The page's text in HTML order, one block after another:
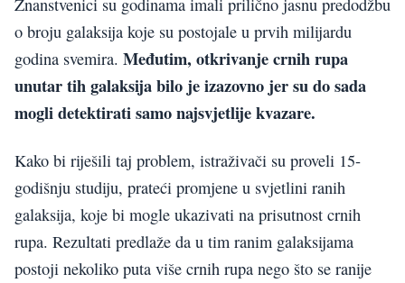
Znanstvenici su godinama imali prilično jasnu predodžbu
o broju galaksija koje su postojale u prvih milijardu
godina svemira. Međutim, otkrivanje crnih rupa
unutar tih galaksija bilo je izazovno jer su do sada
mogli detektirati samo najsvjetlije kvazare.
Kako bi riješili taj problem, istraživači su proveli 15-
godišnju studiju, prateći promjene u svjetlini ranih
galaksija, koje bi mogle ukazivati na prisutnost crnih
rupa. Rezultati predlaže da u tim ranim galaksijama
postoji nekoliko puta više crnih rupa nego što se ranije